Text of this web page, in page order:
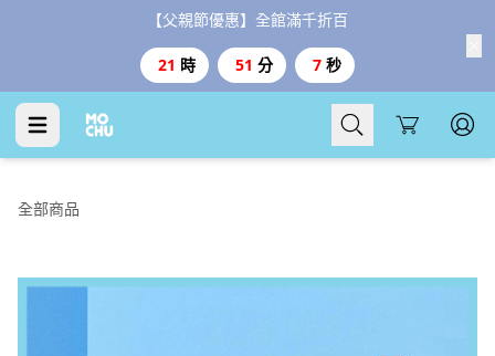
【父親節優惠】全館滿千折百
21 時 51 分 6 秒
Cart
全部商品